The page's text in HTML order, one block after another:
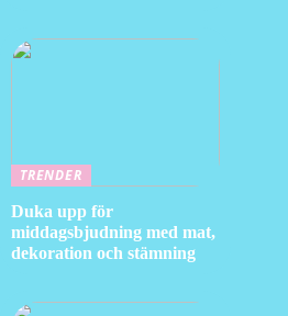
TRENDER
Duka upp för
middagsbjudning med mat,
dekoration och stämning